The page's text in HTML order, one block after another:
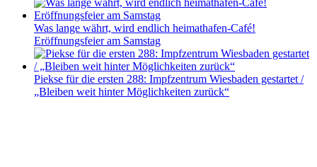
Was lange währt, wird endlich heimathafen-Café!
Eröffnungsfeier am Samstag
Piekse für die ersten 288: Impfzentrum Wiesbaden gestartet /
„Bleiben weit hinter Möglichkeiten zurück“